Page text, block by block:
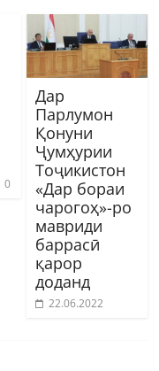
0
Дар
Парлумон
Қонуни
Ҷумҳурии
Тоҷикистон
«Дар бораи
чарогоҳ»-ро
мавриди
баррасӣ
қарор
доданд
22.06.2022